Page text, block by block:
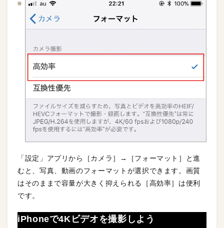
「設定」アプリから［カメラ］→［フォーマット］と進
むと、写真、動画のフォーマットが選択できます。画質
はそのままで容量が大きく抑えられる［高効率］は便利
です。
iPhoneで4Kビデオを撮影しよう